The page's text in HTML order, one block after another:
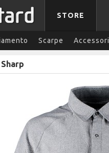
STORE
Scarpe Accessori
Sharp